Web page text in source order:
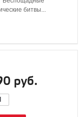
битвы...
руб.